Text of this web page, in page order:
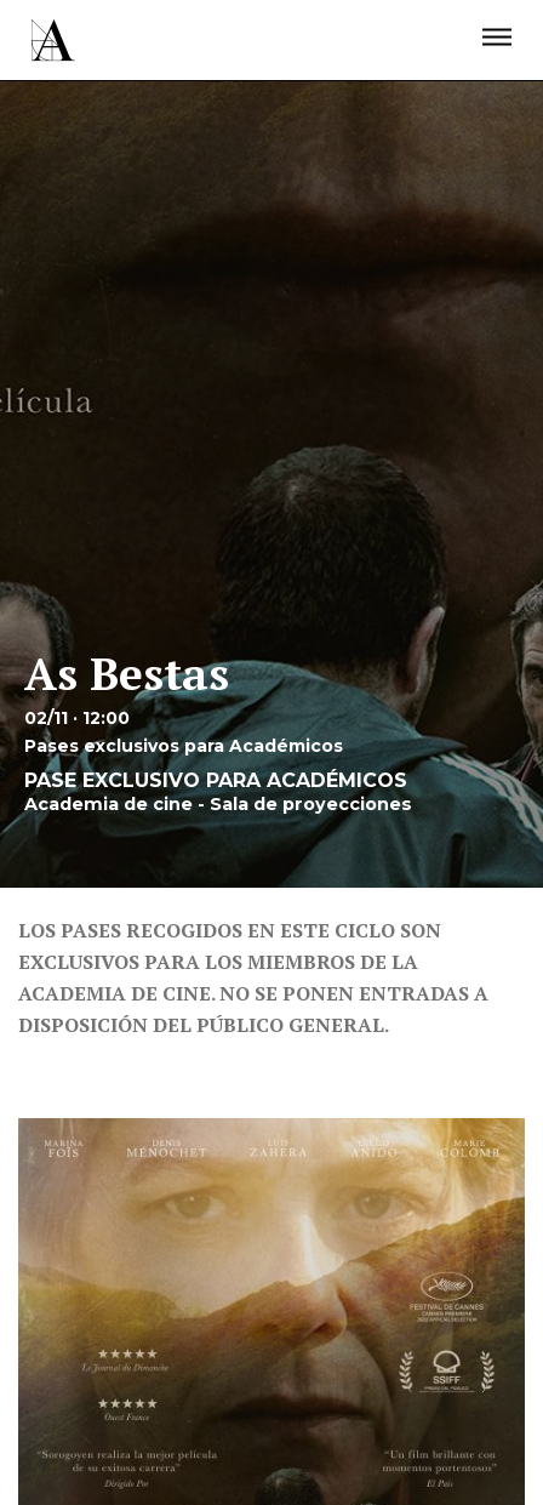
As Bestas
02/11 · 12:00
Pases exclusivos para Académicos
PASE EXCLUSIVO PARA ACADÉMICOS
Academia de cine - Sala de proyecciones
LOS PASES RECOGIDOS EN ESTE CICLO SON
EXCLUSIVOS PARA LOS MIEMBROS DE LA
ACADEMIA DE CINE. NO SE PONEN ENTRADAS A
DISPOSICIÓN DEL PÚBLICO GENERAL.
NEWSLETTER